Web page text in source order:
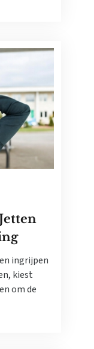
ingrijpen
kiest
om de